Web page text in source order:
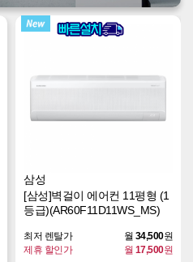
삼성
[삼성]벽걸이 에어컨 11평형 (1
등급)(AR60F11D11WS_MS)
최저 렌탈가 월 34,500원
제휴 할인가
월 17,500원